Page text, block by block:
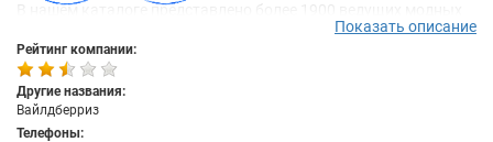
В нашем каталоге представлено более 1900 ведущих модных
брендов со всего мира. Компания Wildberries напрямую
сотрудничает с производителями одежды и официальными
дистрибьюторами, поэтому мы гарантируем Вам подлинность
и высочайшее качество представленных товаров.
Мы предлагаем Вам более 100 000 моделей стильной женской,
Показать описание
Рейтинг компании:
Другие названия:
Вайлдберриз
Телефоны: